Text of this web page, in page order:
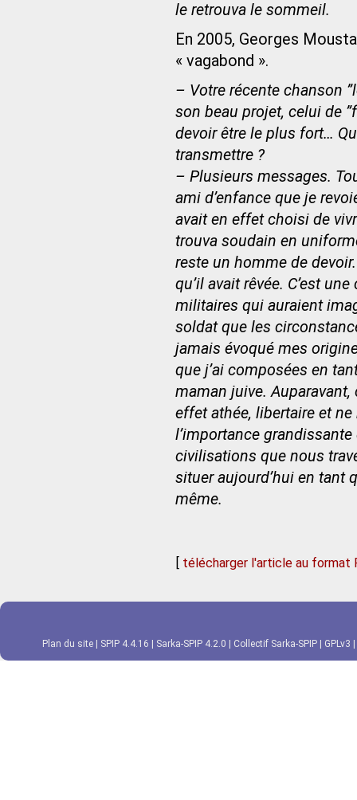
le retrouva le sommeil.
En 2005, Georges
« vagabond ».
– Votre récente chanson
son beau projet, celui de
devoir être le plus fort…
transmettre ?
– Plusieurs messages.
ami d’enfance que je
avait en effet choisi de
trouva soudain en
reste un homme de
qu’il avait rêvée. C’est
militaires qui auraient
soldat que les
jamais évoqué mes
que j’ai composées en
maman juive.
effet athée, libertaire et
l’importance
civilisations que nous
situer aujourd’hui en tant
même.
[ télécharger l'article au format
Plan du site SPIP 4.4.16 Sarka-SPIP 4.2.0 Collectif Sarka-SPIP GPLv3